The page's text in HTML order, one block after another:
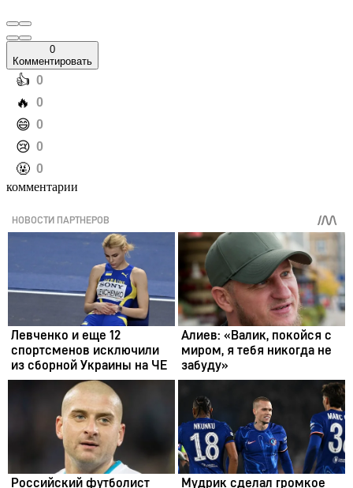
0
Комментировать
️👍 0
️🔥 0
️😄 0
️😢 0
️🤬 0
комментарии